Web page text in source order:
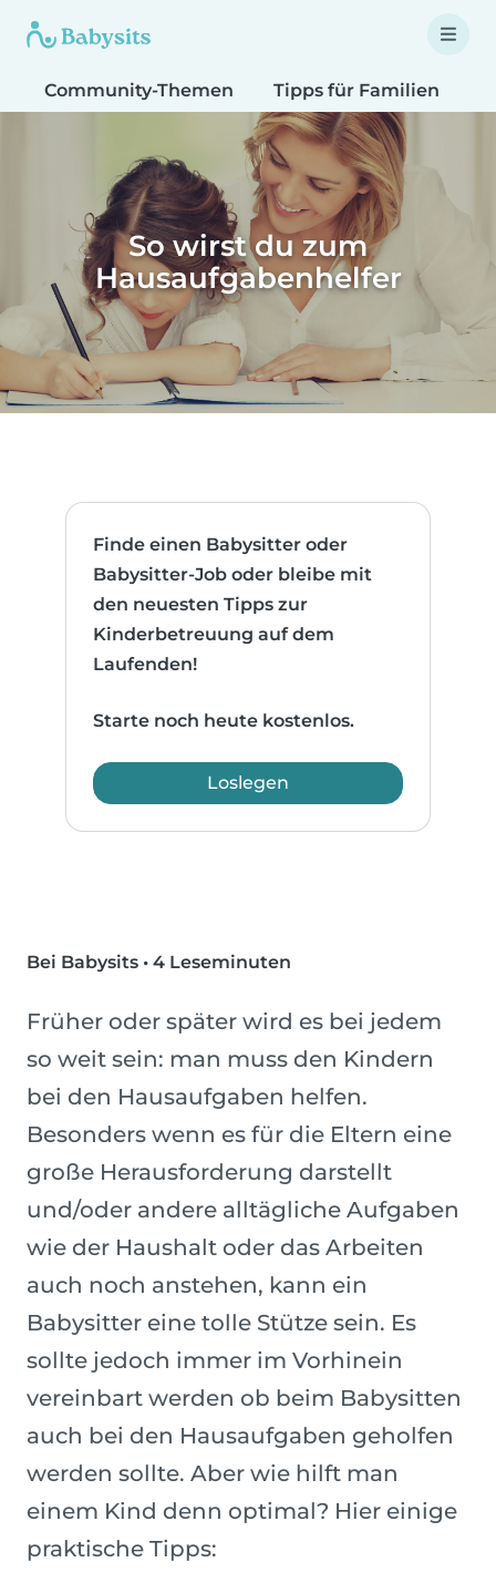
Community-Themen Tipps für Familien
So wirst du zum
Hausaufgabenhelfer
Finde einen Babysitter oder
Babysitter-Job oder bleibe mit
den neuesten Tipps zur
Kinderbetreuung auf dem
Laufenden!
Starte noch heute kostenlos.
Loslegen
Bei Babysits • 4 Leseminuten
Früher oder später wird es bei jedem
so weit sein: man muss den Kindern
bei den Hausaufgaben helfen.
Besonders wenn es für die Eltern eine
große Herausforderung darstellt
und/oder andere alltägliche Aufgaben
wie der Haushalt oder das Arbeiten
auch noch anstehen, kann ein
Babysitter eine tolle Stütze sein. Es
sollte jedoch immer im Vorhinein
vereinbart werden ob beim Babysitten
auch bei den Hausaufgaben geholfen
werden sollte. Aber wie hilft man
einem Kind denn optimal? Hier einige
praktische Tipps: